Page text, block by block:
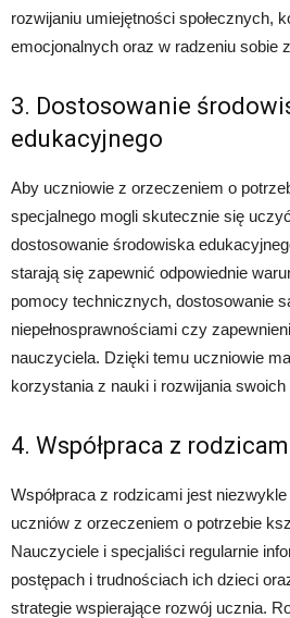
rozwijaniu umiejętności społecznych,
emocjonalnych oraz w radzeniu sobie
3. Dostosowanie
edukacyjnego
Aby uczniowie z orzeczeniem o
specjalnego mogli skutecznie się
dostosowanie środowiska
starają się zapewnić odpowiednie
pomocy technicznych, dostosowanie
niepełnosprawnościami czy
nauczyciela. Dzięki temu uczniowie
korzystania z nauki i rozwijania swoich
4. Współpraca z
Współpraca z rodzicami jest
uczniów z orzeczeniem o potrzebie
Nauczyciele i specjaliści regularnie
postępach i trudnościach ich dzieci
strategie wspierające rozwój ucznia.